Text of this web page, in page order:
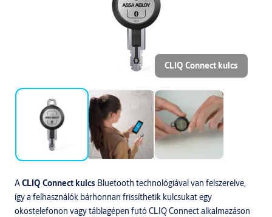
ACLIQ Connect kulcs Bluetooth technológiával van felszerelve,
így a felhasználók bárhonnan frissíthetik kulcsukat egy
okostelefonon vagy táblagépen futó CLIQ Connect alkalmazáson
CLIQ Connect kulcs